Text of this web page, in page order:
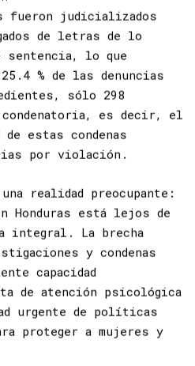
fueron judicializados
de letras de lo
sentencia, lo que
% de las denuncias
sólo 298
es decir, el
estas condenas
realidad preocupante:
está lejos de
integral. La brecha
y condenas
capacidad
atención psicológica
urgente de políticas
proteger a mujeres y